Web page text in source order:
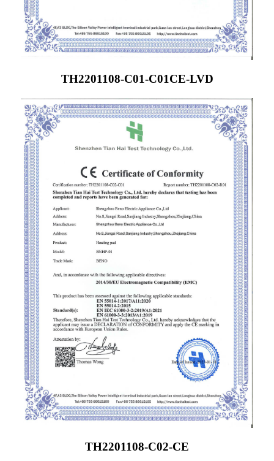
TH2201108-C01-C01CE-LVD
TH2201108-C02-CE